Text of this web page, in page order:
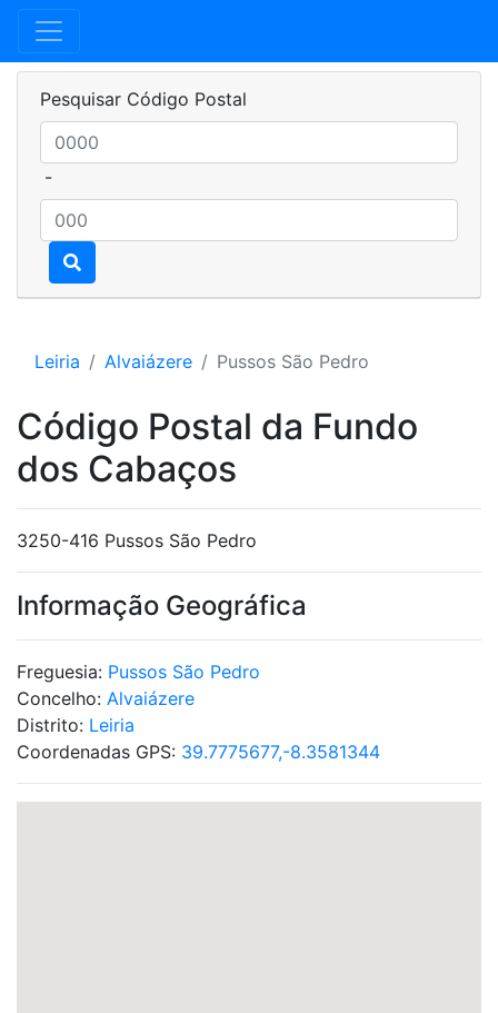
Pesquisar Código Postal
-
Leiria Alvaiázere Pussos São Pedro
Código Postal da Fundo
dos Cabaços
3250-416 Pussos São Pedro
Informação Geográfica
Freguesia: Pussos São Pedro
Concelho: Alvaiázere
Distrito: Leiria
Coordenadas GPS: 39.7775677,-8.3581344